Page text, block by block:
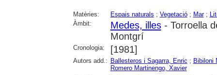
Matèries: Espais naturals ; Vegetació; Mar;
Àmbit:
Medes, illes- Torroella
Montgrí
Cronologia: [1981]
Autors add.: Ballesteros i Sagarra, Enric ; Bibiloni
Romero Martinengo, Xavier